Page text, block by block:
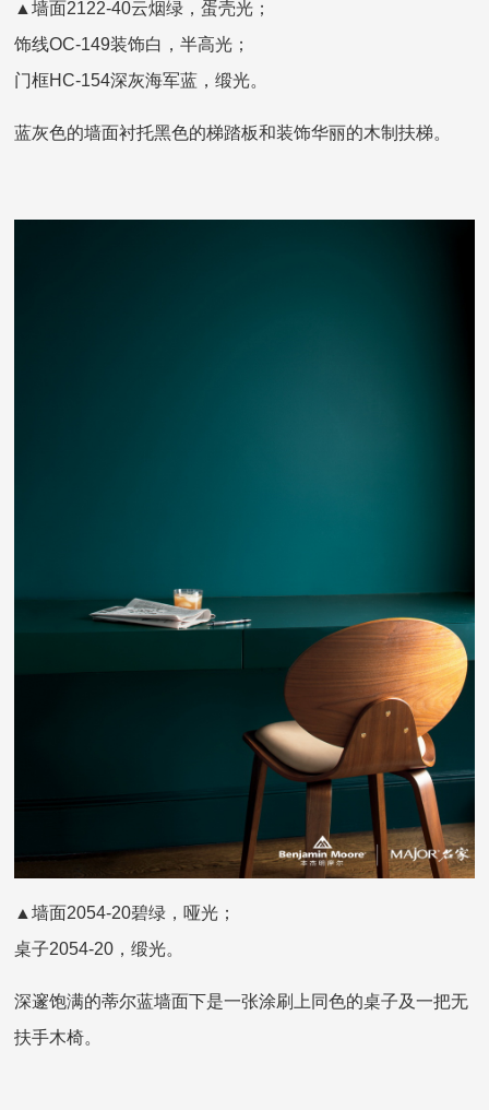
▲墙面2122-40云烟绿，蛋壳光；
饰线OC-149装饰白，半高光；
门框HC-154深灰海军蓝，缎光。
蓝灰色的墙面衬托黑色的梯踏板和装饰华丽的木制扶梯。
▲墙面2054-20碧绿，哑光；
桌子2054-20，缎光。
深邃饱满的蒂尔蓝墙面下是一张涂刷上同色的桌子及一把无
扶手木椅。